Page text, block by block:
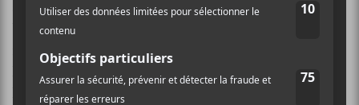
avec un dithyrambe à la défense de la langue. Là où le
bât blesse, c’est lorsqu’il y va de chansons qui
n’arrivent pas à la cheville langagière de ses envolées
lyriques. Ce n’était tout de même pas vilain et mettait
la table pour la suite des choses.